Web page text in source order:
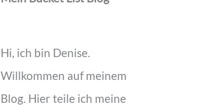
Hi, ich bin Denise.
Willkommen auf meinem
Blog. Hier teile ich meine